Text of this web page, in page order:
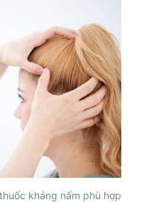
kháng nấm phù hợp